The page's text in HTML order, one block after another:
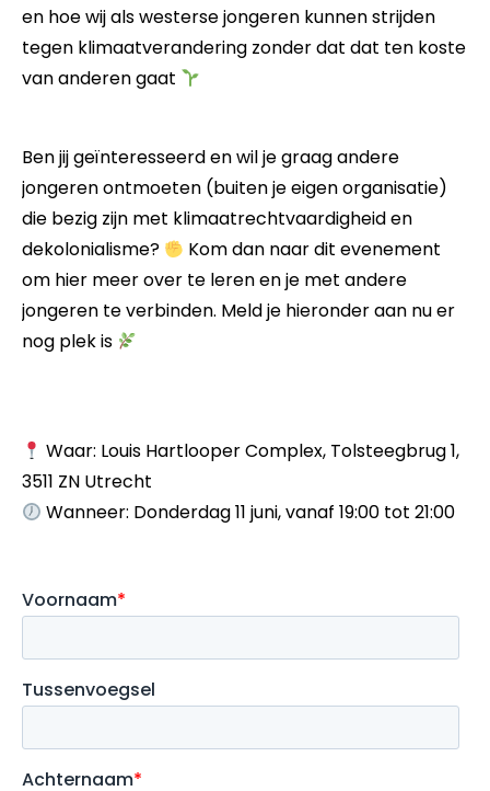
en hoe wij als westerse jongeren kunnen strijden
tegen klimaatverandering zonder dat dat ten koste
van anderen gaat
Ben jij geïnteresseerd en wil je graag andere
jongeren ontmoeten (buiten je eigen organisatie)
die bezig zijn met klimaatrechtvaardigheid en
dekolonialisme?
Kom dan naar dit evenement
om hier meer over te leren en je met andere
jongeren te verbinden. Meld je hieronder aan nu er
nog plek is
Waar: Louis Hartlooper Complex, Tolsteegbrug 1,
3511 ZN Utrecht
Wanneer: Donderdag 11 juni, vanaf 19:00 tot 21:00